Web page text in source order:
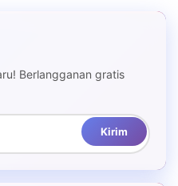
Berlangganan gratis
Kirim